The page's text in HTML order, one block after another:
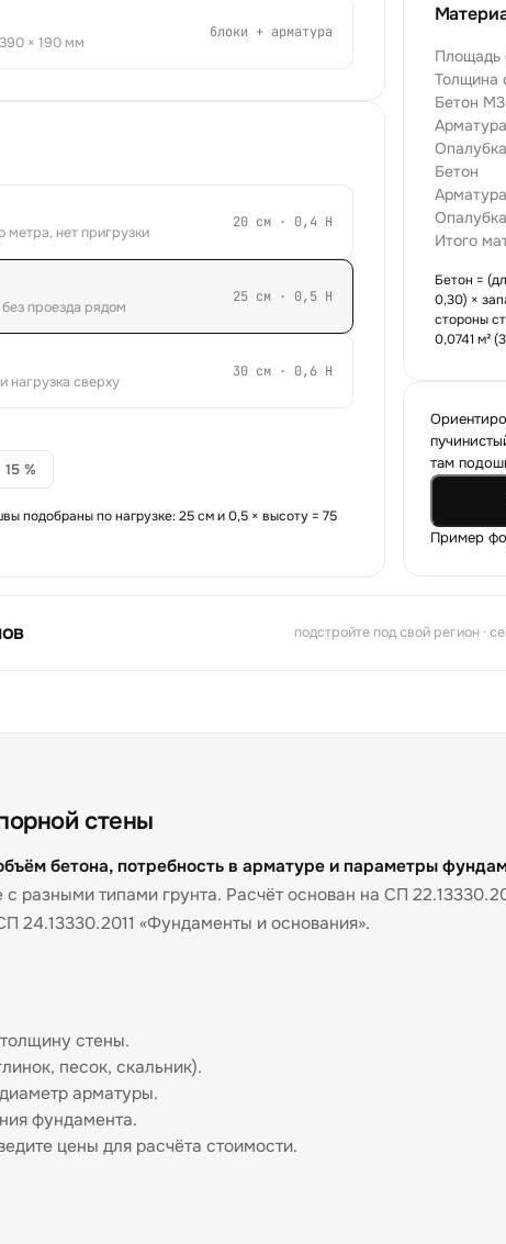
× 190 мм
блоки + арматура
метра, нет пригрузки
20см · 0,4 H
проезда рядом
25 см · 0,5 H
нагрузка сверху
30см · 0,6H
15 %
подобраны по нагрузке:25см и0,5 × высоту = 75
Площадь
Толщина
Бетон
Арматура
Опалубка
Бетон
Итого
Бетон =
0,30) ×
стороны
0,0741 м²
там
Пример
подстройте под свой регион ·
стены
бетона, потребность в арматуре и параметры
с разными типами грунта. Расчёт основан на СП
24.13330.2011 «Фундаменты и основания».
стены.
песок, скальник).
арматуры.
фундамента.
цены для расчёта стоимости.